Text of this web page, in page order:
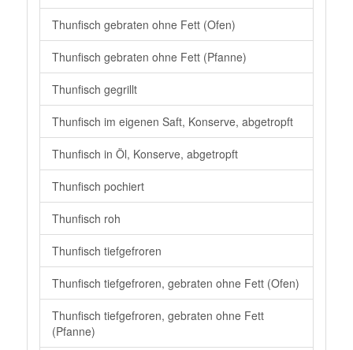
Thunfisch gebraten ohne Fett (Ofen)
Thunfisch gebraten ohne Fett (Pfanne)
Thunfisch gegrillt
Thunfisch im eigenen Saft, Konserve, abgetropft
Thunfisch in Öl, Konserve, abgetropft
Thunfisch pochiert
Thunfisch roh
Thunfisch tiefgefroren
Thunfisch tiefgefroren, gebraten ohne Fett (Ofen)
Thunfisch tiefgefroren, gebraten ohne Fett
(Pfanne)